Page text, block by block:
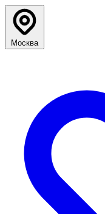
Москва